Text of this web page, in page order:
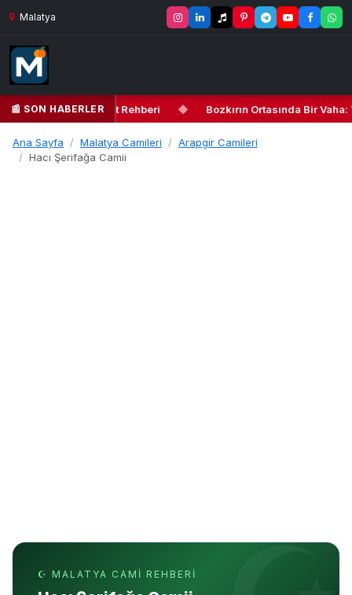
Malatya
📰 SON HABERLER
ve Detaylı Seyahat Rehberi ◆ Bozkırın Ortasında Bir Vaha:
Ana Sayfa Malatya Camileri
Arapgir Camileri
Hacı Şerifağa Camii
☪ MALATYA CAMI REHBERI